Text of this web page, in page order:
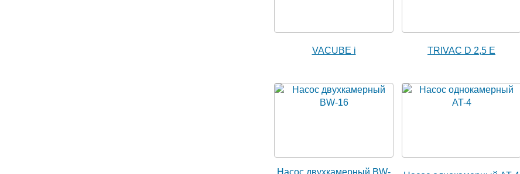
VACUBE i TRIVAC D 2,5 E
Насос двухкамерный BW-